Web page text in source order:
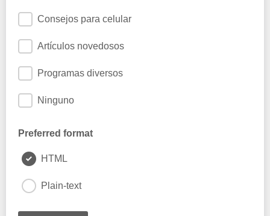
Consejos para celular
Artículos novedosos
Programas diversos
Ninguno
Preferred format
HTML
Plain-text